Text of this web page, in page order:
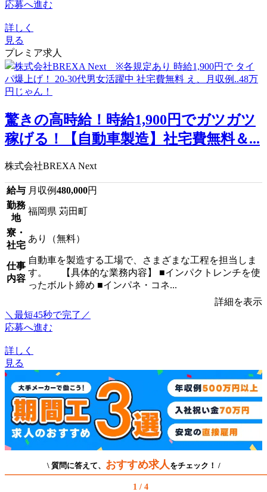
応募へ進む
詳しく
見る
プレミア求人
驚きの高時給！時給1,900円でガツガツ
稼げる！【自動車製造】社宅費無料＆...
株式会社BREXA Next
給与 月収例480,000円
勤務
地
福岡県 苅田町
寮・
社宅
あり（無料）
仕事
内容
自動車を製造する工場で、さまざまな工程を担当しま
す。 【具体的な業務内容】 ■インパクトレンチを使
ったボルト締め ■インパネ・コネ...
詳細を表示
＼最短45秒で完了／
応募へ進む
詳しく
見る
\ 質問に答えて、 おすすめ求人 をチェック！ /
1 / 4